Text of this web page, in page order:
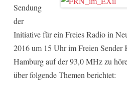
Sendung
der
Initiative für ein Freies Radio in
2016 um 15 Uhr im Freien
Hamburg auf der 93,0 MHz zu
über folgende Themen berichtet: